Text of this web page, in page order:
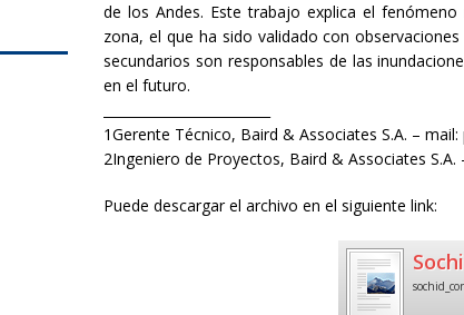
de los Andes. Este trabajo explica el
zona, el que ha sido validado con
secundarios son responsables de las
en el futuro.
1Gerente Técnico, Baird & Associates S.A. –
2Ingeniero de Proyectos, Baird & Associates S.A.
Puede descargar el archivo en el siguiente link: